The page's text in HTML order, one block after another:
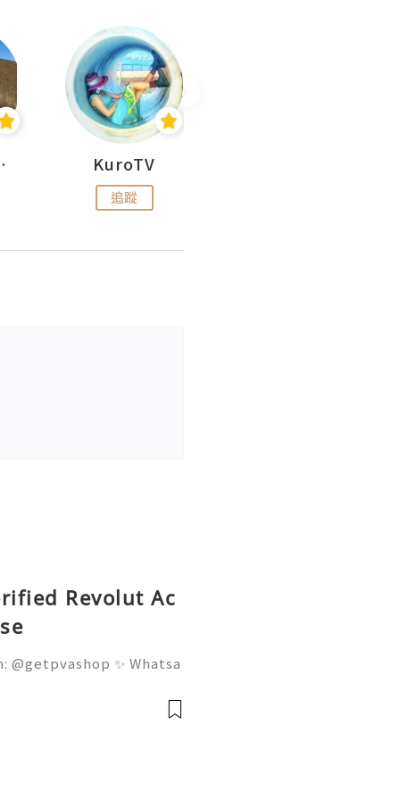
走 KuroTV
追蹤
Revolut Ac
@getpvashop ✨ Whatsa
for Long-Term